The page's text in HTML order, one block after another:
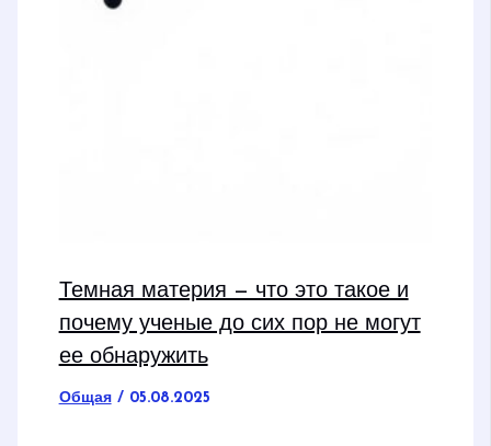
Темная материя — что это такое и
почему ученые до сих пор не могут
ее обнаружить
Общая/ 05.08.2025